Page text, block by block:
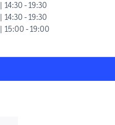
| 14:30 - 19:30
| 14:30 - 19:30
| 15:00 - 19:00